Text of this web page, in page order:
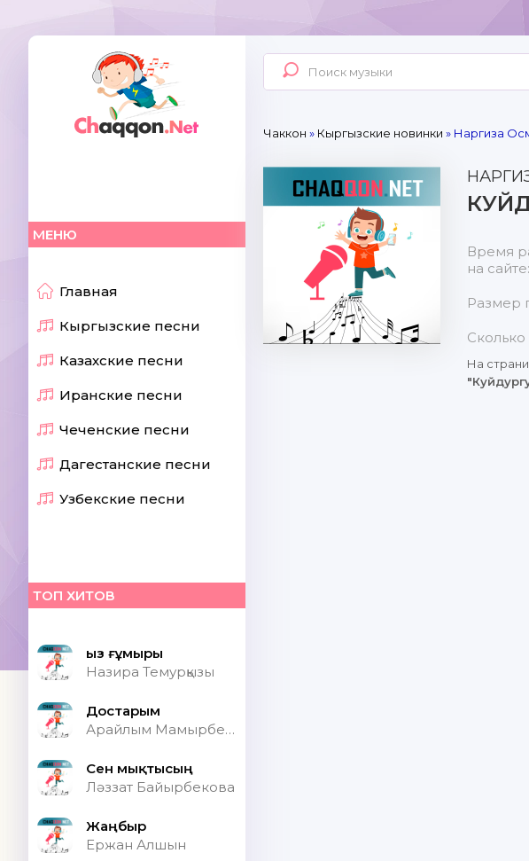
МЕНЮ
Главная
Кыргызские песни
Казахские песни
Иранские песни
Чеченские песни
Дагестанские песни
Узбекские песни
ТОП ХИТОВ
Қыз ғұмыры
Назира Темурқызы
Достарым
Арайлым Мамырбекқызы
Сен мықтысың
Ләззат Байырбекова
Жаңбыр
Ержан Алшын
Чаккон » Кыргызские новинки » Наргиза
Время
на сайте:
Размер
Сколько
На